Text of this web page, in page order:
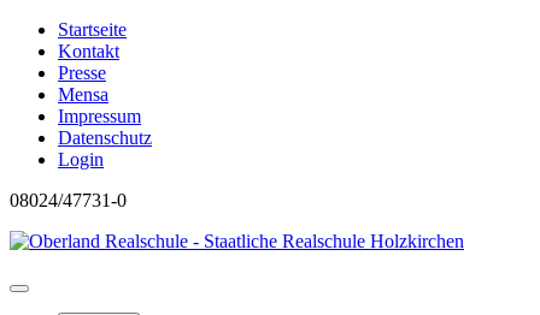
Startseite
Kontakt
Presse
Mensa
Impressum
Datenschutz
Login
08024/47731-0